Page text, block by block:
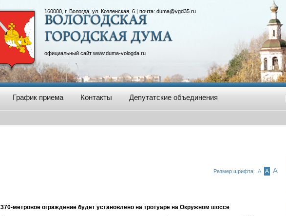
160000, г. Вологда, ул. Козленская, 6 | почта: duma@vgd35.ru
официальный сайт www.duma-vologda.ru
График приема Контакты Депутатские объединения
Размер шрифта: А А А
370-метровое ограждение будет установлено на тротуаре на Окружном шоссе